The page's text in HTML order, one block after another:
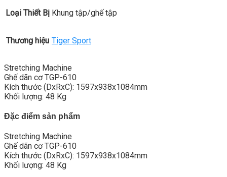
Loại Thiết Bị Khung tập/ghế tập
Thương hiệu Tiger Sport
Stretching Machine
Ghế dãn cơ TGP-610
Kích thước (DxRxC): 1597x938x1084mm
Khối lượng: 48 Kg
Đặc điểm sản phẩm
Stretching Machine
Ghế dãn cơ TGP-610
Kích thước (DxRxC): 1597x938x1084mm
Khối lượng: 48 Kg